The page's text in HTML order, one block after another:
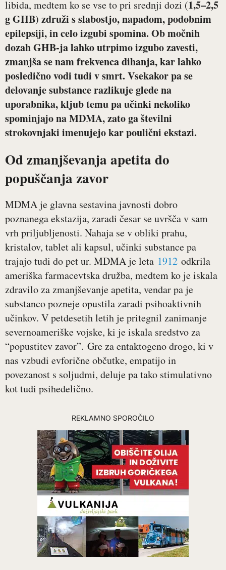
libida, medtem ko se vse to pri srednji dozi (1,5–2,5
g GHB) združi s slabostjo, napadom, podobnim
epilepsiji, in celo izgubi spomina. Ob močnih
dozah GHB-ja lahko utrpimo izgubo zavesti,
zmanjša se nam frekvenca dihanja, kar lahko
posledično vodi tudi v smrt. Vsekakor pa se
delovanje substance razlikuje glede na
uporabnika, kljub temu pa učinki nekoliko
spominjajo na MDMA, zato ga številni
strokovnjaki imenujejo kar poulični ekstazi.
Od zmanjševanja apetita do
popuščanja zavor
MDMA je glavna sestavina javnosti dobro
poznanega ekstazija, zaradi česar se uvršča v sam
vrh priljubljenosti. Nahaja se v obliki prahu,
kristalov, tablet ali kapsul, učinki substance pa
trajajo tudi do pet ur. MDMA je leta 1912 odkrila
ameriška farmacevtska družba, medtem ko je iskala
zdravilo za zmanjševanje apetita, vendar pa je
substanco pozneje opustila zaradi psihoaktivnih
učinkov. V petdesetih letih je pritegnil zanimanje
severnoameriške vojske, ki je iskala sredstvo za
“popustitev zavor”. Gre za entaktogeno drogo, ki v
nas vzbudi evforične občutke, empatijo in
povezanost s soljudmi, deluje pa tako stimulativno
kot tudi psihedelično.
REKLAMNO SPOROČILO